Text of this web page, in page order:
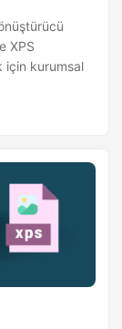
XPS
için kurumsal